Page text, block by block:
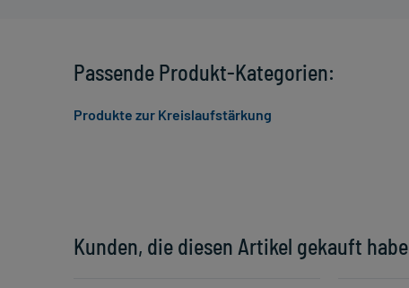
Kunden, die diesen Artikel gekauft
Passende Produkt-Kategorien:
Produkte zur Kreislaufstärkung